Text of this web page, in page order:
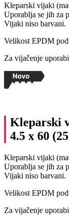
Kleparski vijaki
Uporablja se jih za
Vijaki niso barvani.
Velikost EPDM
Za vijačenje
Kleparski
4.5 x 60
Kleparski vijaki
Uporablja se jih za
Vijaki niso barvani.
Velikost EPDM
Za vijačenje